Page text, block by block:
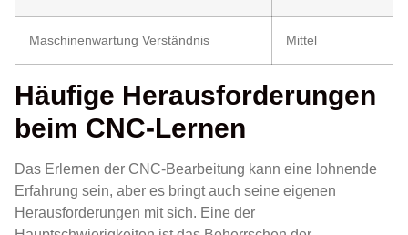
Maschinenwartung Verständnis Mittel
Häufige Herausforderungen
beim CNC-Lernen
Das Erlernen der CNC-Bearbeitung kann eine lohnende
Erfahrung sein, aber es bringt auch seine eigenen
Herausforderungen mit sich. Eine der